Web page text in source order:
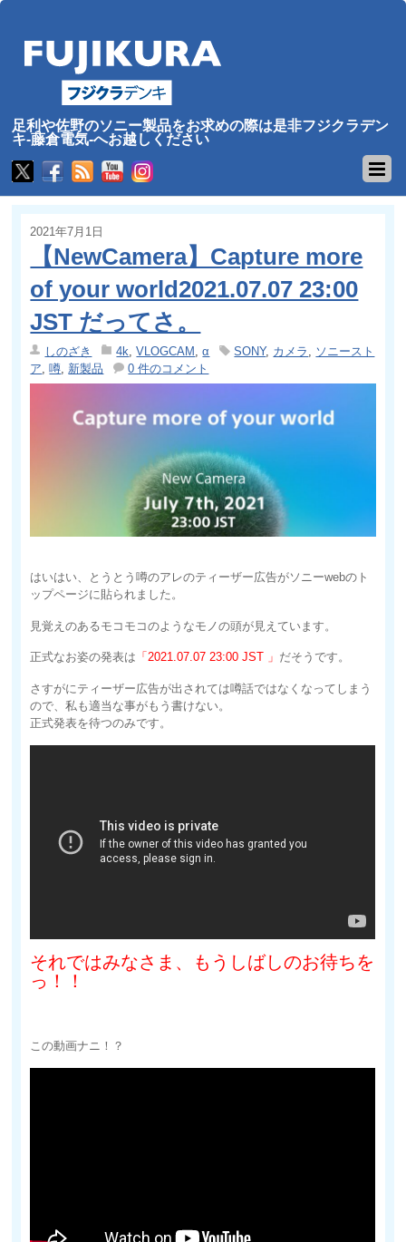
足利や佐野のソニー製品をお求めの際は是非フジクラデン
キ-藤倉電気-へお越しください
2021年7月1日
【NewCamera】Capture more
of your world2021.07.07 23:00
JST だってさ。
しのざき 4k ,VLOGCAM ,α SONY, カメラ
ソニースト
ア ,噂 新製品 0 件のコメント
はいはい、とうとう噂のアレのティーザー広告がソニーwebのト
ップページに貼られました。
見覚えのあるモコモコのようなモノの頭が見えています。
正式なお姿の発表は 「2021.07.07 23:00 JST 」 だそうです。
さすがにティーザー広告が出されては噂話ではなくなってしまう
ので、私も適当な事がもう書けない。
正式発表を待つのみです。
それではみなさま、もうしばしのお待ちを
っ！！
この動画ナニ！？